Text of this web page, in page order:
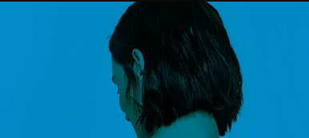
ข้อดีของการดมกลิ่